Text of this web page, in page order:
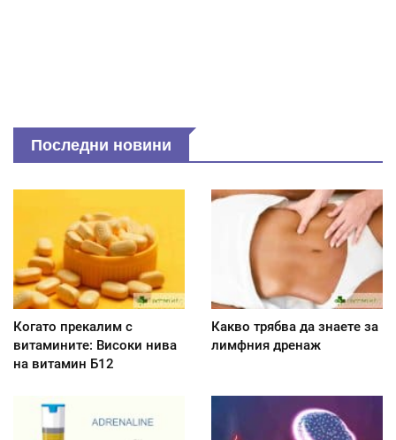
Последни новини
Когато прекалим с
витамините: Високи нива
на витамин Б12
Какво трябва да знаете за
лимфния дренаж